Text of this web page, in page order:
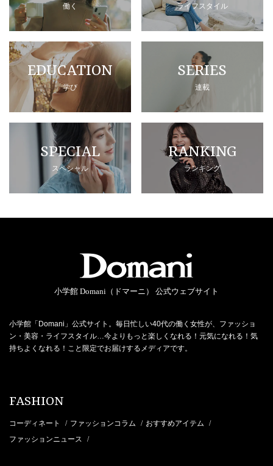
働く ライフスタイル
EDUCATION
学び
SERIES
連載
SPECIAL
スペシャル
RANKING
ランキング
小学館 Domani（ドマーニ） 公式ウェブサイト
小学館「Domani」公式サイト。毎日忙しい40代の働く女性が、ファッショ
ン・美容・ライフスタイル…今よりもっと楽しくなれる！元気になれる！気
持ちよくなれる！こと限定でお届けするメディアです。
FASHION
コーディネート / ファッションコラム / おすすめアイテム /
ファッションニュース /